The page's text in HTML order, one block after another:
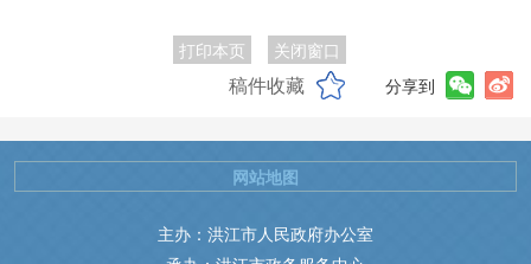
打印本页 关闭窗口
稿件收藏 分享到
主办：洪江市人民政府办公室
网站地图